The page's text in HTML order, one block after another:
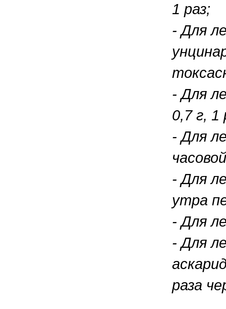
1 раз;
- Для
- Для
0,7 г, 1
- Для
- Для
утра
- Для
- Для
раза